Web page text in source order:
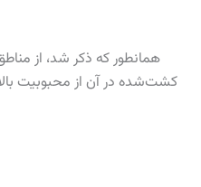
همانطور که ذکر شد، از
کشت‌شده در آن از محبوبیت